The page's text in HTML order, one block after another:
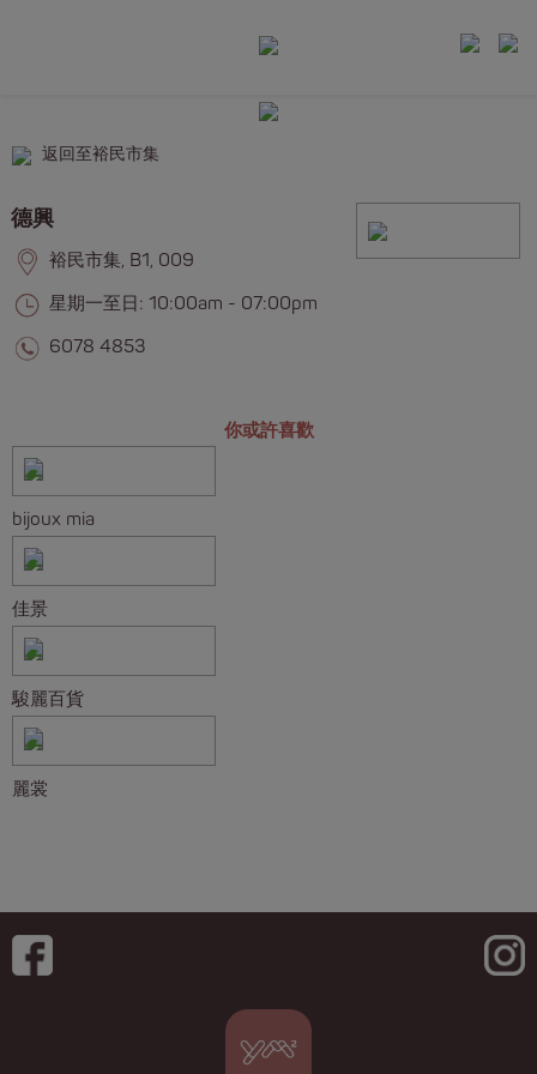
返回至裕民市集
德興
裕民市集, B1, 009
星期一至日: 10:00am - 07:00pm
6078 4853
你或許喜歡
bijoux mia
佳景
駿麗百貨
麗裳